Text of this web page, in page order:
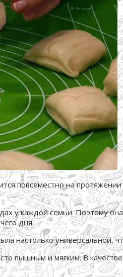
повсеместно на
у каждой семьи. Поэтому
дня.
настолько универсальной,
пышным и мягким. В